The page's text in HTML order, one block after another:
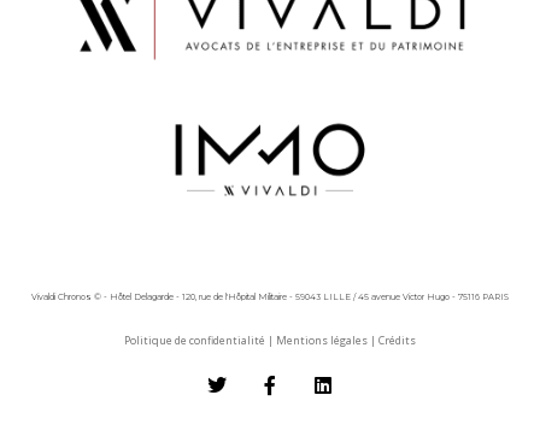
Vivaldi Chronos © - Hôtel Delagarde - 120, rue de l'Hôpital Militaire - 59043 LILLE / 45 avenue Victor Hugo - 75116 PARIS
Politique de confidentialité | Mentions légales | Crédits